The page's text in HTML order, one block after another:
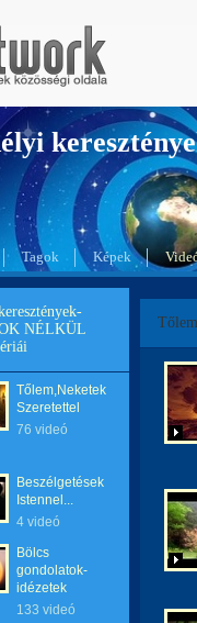
Tagok Képek
NÉLKÜL
Tőlem,Neketek
Szeretettel
76 videó
Beszélgetések
Istennel...
4 videó
Bölcs
gondolatok-
idézetek
133 videó